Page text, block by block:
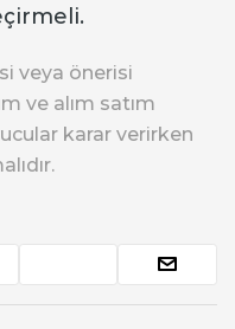
veya önerisi
ve alım satım
karar verirken